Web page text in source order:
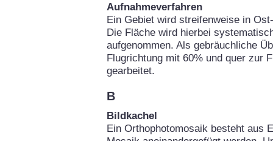
Aufnahmeverfahren
Ein Gebiet wird streifenweise in
Die Fläche wird hierbei
aufgenommen. Als gebräuchliche
Flugrichtung mit 60% und quer zur
gearbeitet.
B
Bildkachel
Ein Orthophotomosaik besteht aus